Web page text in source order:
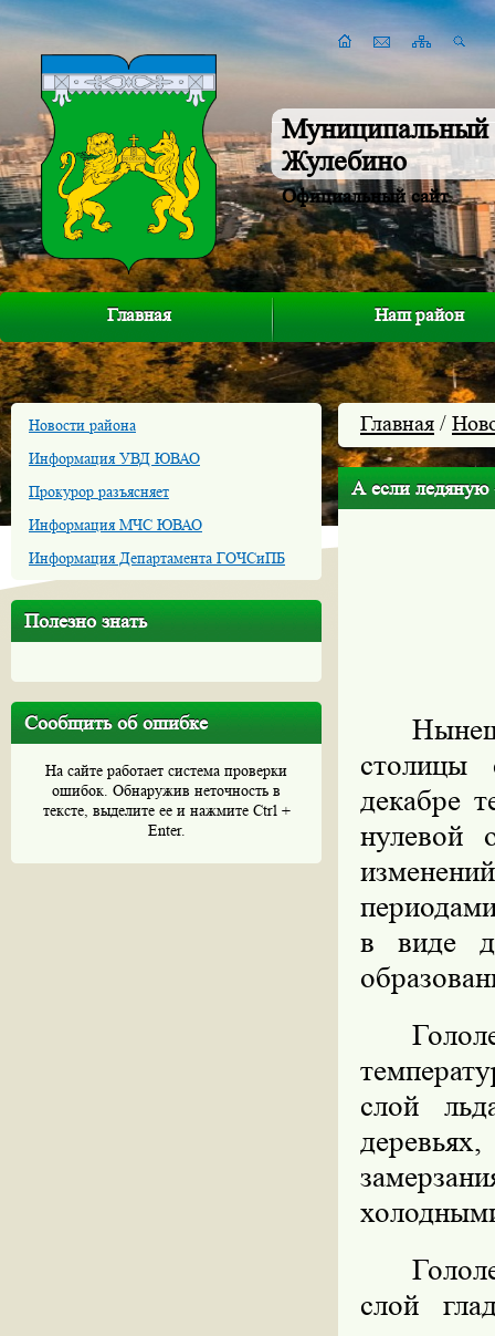
Муниципальный
Жулебино
Официальный сайт
Главная Наш район
Новости района
Информация УВД ЮВАО
Прокурор разъясняет
Информация МЧС ЮВАО
Информация Департамента ГОЧСиПБ
Полезно знать
Сообщить об ошибке
На сайте работает система проверки
ошибок. Обнаружив неточность в
тексте, выделите ее и нажмите Ctrl +
Enter.
Главная /
А если ледяную
столицы
декабре
нулевой
в виде
слой
слой